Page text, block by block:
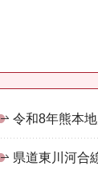
令和8年熊本
県道東川河合